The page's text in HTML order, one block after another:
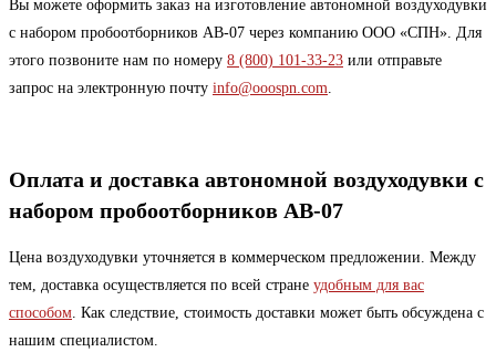
Вы можете оформить заказ на изготовление автономной воздуходувки
с набором пробоотборников АВ-07 через компанию ООО «СПН». Для
этого позвоните нам по номеру 8 (800) 101-33-23 или отправьте
запрос на электронную почту info@ooospn.com.
Оплата и доставка автономной воздуходувки с
набором пробоотборников АВ-07
Цена воздуходувки уточняется в коммерческом предложении. Между
тем, доставка осуществляется по всей стране удобным для вас
способом. Как следствие, стоимость доставки может быть обсуждена с
нашим специалистом.